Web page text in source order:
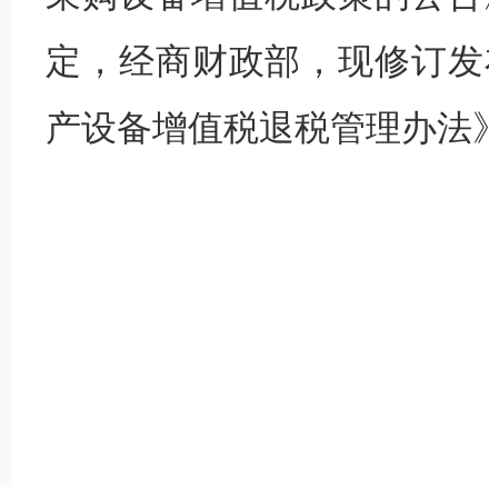
定，经商财政部，现修订
产设备增值税退税管理办法